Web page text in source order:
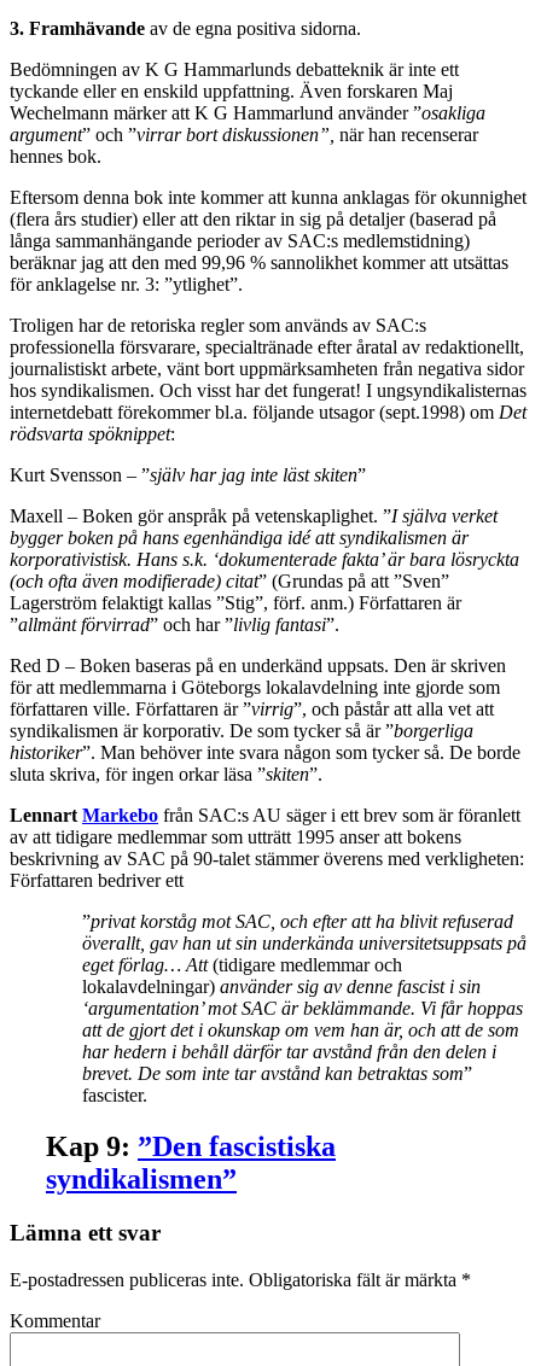
3. Framhävande av de egna positiva sidorna.
Bedömningen av K G Hammarlunds debatteknik är inte ett
tyckande eller en enskild uppfattning. Även forskaren Maj
Wechelmann märker att K G Hammarlund använder ”osakliga
argument” och ”virrar bort diskussionen”, när han recenserar
hennes bok.
Eftersom denna bok inte kommer att kunna anklagas för okunnighet
(flera års studier) eller att den riktar in sig på detaljer (baserad på
långa sammanhängande perioder av SAC:s medlemstidning)
beräknar jag att den med 99,96 % sannolikhet kommer att utsättas
för anklagelse nr. 3: ”ytlighet”.
Troligen har de retoriska regler som används av SAC:s
professionella försvarare, specialtränade efter åratal av redaktionellt,
journalistiskt arbete, vänt bort uppmärksamheten från negativa sidor
hos syndikalismen. Och visst har det fungerat! I ungsyndikalisternas
internetdebatt förekommer bl.a. följande utsagor (sept.1998) om Det
rödsvarta spöknippet:
Kurt Svensson – ”själv har jag inte läst skiten”
Maxell – Boken gör anspråk på vetenskaplighet. ”I själva verket
bygger boken på hans egenhändiga idé att syndikalismen är
korporativistisk. Hans s.k. ‘dokumenterade fakta’ är bara lösryckta
(och ofta även modifierade) citat” (Grundas på att ”Sven”
Lagerström felaktigt kallas ”Stig”, förf. anm.) Författaren är
”allmänt förvirrad” och har ”livlig fantasi”.
Red D – Boken baseras på en underkänd uppsats. Den är skriven
för att medlemmarna i Göteborgs lokalavdelning inte gjorde som
författaren ville. Författaren är ”virrig”, och påstår att alla vet att
syndikalismen är korporativ. De som tycker så är ”borgerliga
historiker”. Man behöver inte svara någon som tycker så. De borde
sluta skriva, för ingen orkar läsa ”skiten”.
Lennart Markebo från SAC:s AU säger i ett brev som är föranlett
av att tidigare medlemmar som utträtt 1995 anser att bokens
beskrivning av SAC på 90-talet stämmer överens med verkligheten:
Författaren bedriver ett
”privat korståg mot SAC, och efter att ha blivit refuserad
överallt, gav han ut sin underkända universitetsuppsats på
eget förlag… Att(tidigare medlemmar och
lokalavdelningar) använder sig av denne fascist i sin
‘argumentation’ mot SAC är beklämmande. Vi får hoppas
att de gjort det i okunskap om vem han är, och att de som
har hedern i behåll därför tar avstånd från den delen i
brevet. De som inte tar avstånd kan betraktas som”
fascister.
Kap 9: ”Den fascistiska
syndikalismen”
Lämna ett svar
E-postadressen publiceras inte. Obligatoriska fält är märkta *
Kommentar